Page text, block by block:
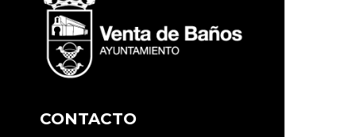
CONTACTO